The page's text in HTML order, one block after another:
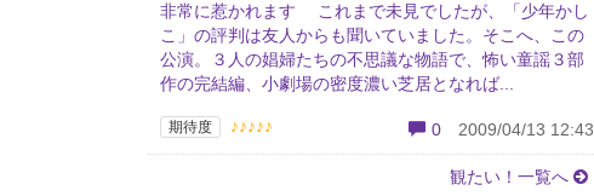
非常に惹かれます これまで未見でしたが、「少年かし
こ」の評判は友人からも聞いていました。そこへ、この
公演。３人の娼婦たちの不思議な物語で、怖い童謡３部
作の完結編、小劇場の密度濃い芝居となれば...
期待度 ♪♪♪♪♪ 0 2009/04/13 12:43
観たい！一覧へ